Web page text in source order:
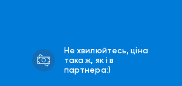
Не хвилюйтесь, ціна
така ж, як і в
партнера:)